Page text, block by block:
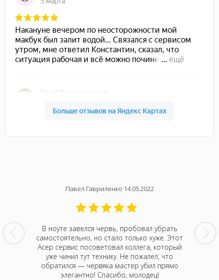
в
Павел Гавриленко 14.05.2022
В ноуте завелся червь, пробовал убрать
самостоятельно, но стало только хуже. Этот
Асер сервис посоветовал коллега, который
уже чинил тут технику. Не пожалел, что
обратился — червяка мастер убил прямо
элегантно! Спасибо, молодец!